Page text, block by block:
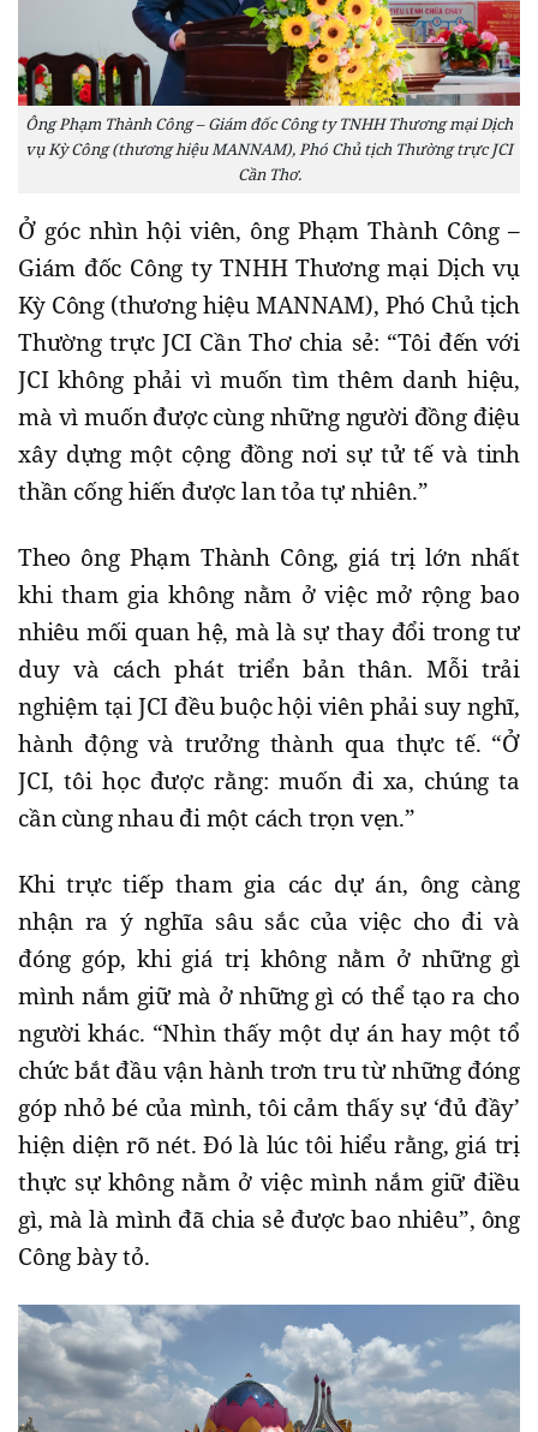
Ông Phạm Thành Công – Giám đốc Công ty TNHH Thương mại Dịch
vụ Kỳ Công (thương hiệu MANNAM), Phó Chủ tịch Thường trực JCI
Cần Thơ.
Ở góc nhìn hội viên, ông Phạm Thành Công –
Giám đốc Công ty TNHH Thương mại Dịch vụ
Kỳ Công (thương hiệu MANNAM), Phó Chủ tịch
Thường trực JCI Cần Thơ chia sẻ: “Tôi đến với
JCI không phải vì muốn tìm thêm danh hiệu,
mà vì muốn được cùng những người đồng điệu
xây dựng một cộng đồng nơi sự tử tế và tinh
thần cống hiến được lan tỏa tự nhiên.”
Theo ông Phạm Thành Công, giá trị lớn nhất
khi tham gia không nằm ở việc mở rộng bao
nhiêu mối quan hệ, mà là sự thay đổi trong tư
duy và cách phát triển bản thân. Mỗi trải
nghiệm tại JCI đều buộc hội viên phải suy nghĩ,
hành động và trưởng thành qua thực tế. “Ở
JCI, tôi học được rằng: muốn đi xa, chúng ta
cần cùng nhau đi một cách trọn vẹn.”
Khi trực tiếp tham gia các dự án, ông càng
nhận ra ý nghĩa sâu sắc của việc cho đi và
đóng góp, khi giá trị không nằm ở những gì
mình nắm giữ mà ở những gì có thể tạo ra cho
người khác. “Nhìn thấy một dự án hay một tổ
chức bắt đầu vận hành trơn tru từ những đóng
góp nhỏ bé của mình, tôi cảm thấy sự ‘đủ đầy’
hiện diện rõ nét. Đó là lúc tôi hiểu rằng, giá trị
thực sự không nằm ở việc mình nắm giữ điều
gì, mà là mình đã chia sẻ được bao nhiêu”, ông
Công bày tỏ.